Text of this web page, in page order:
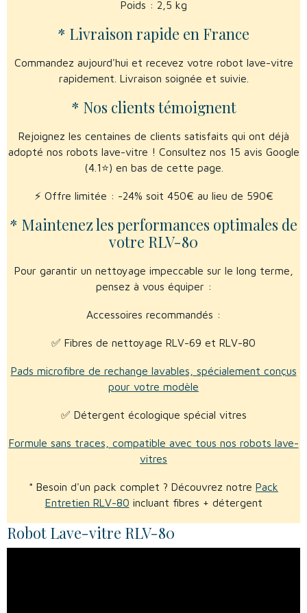
Poids : 2,5 kg
* Livraison rapide en France
Commandez aujourd'hui et recevez votre robot lave-vitre
rapidement. Livraison soignée et suivie.
* Nos clients témoignent
Rejoignez les centaines de clients satisfaits qui ont déjà
adopté nos robots lave-vitre ! Consultez nos 15 avis Google
(4.1⭐) en bas de cette page.
⚡ Offre limitée : -24% soit 450€ au lieu de 590€
* Maintenez les performances optimales de
votre RLV-80
Pour garantir un nettoyage impeccable sur le long terme,
pensez à vous équiper :
Accessoires recommandés :
✅ Fibres de nettoyage RLV-69 et RLV-80
Pads microfibre de rechange lavables, spécialement conçus
pour votre modèle
✅ Détergent écologique spécial vitres
Formule sans traces, compatible avec tous nos robots lave-
vitres
* Besoin d'un pack complet ? Découvrez notre Pack
Entretien RLV-80 incluant fibres + détergent
Robot Lave-vitre RLV-80